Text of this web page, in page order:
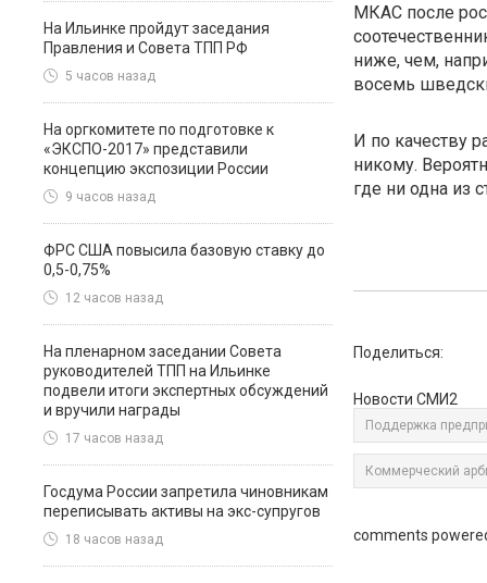
На Ильинке пройдут заседания
Правления и Совета ТПП РФ
5 часов назад
На оргкомитете по подготовке к
«ЭКСПО-2017» представили
концепцию экспозиции России
9 часов назад
ФРС США повысила базовую ставку до
0,5-0,75%
12 часов назад
На пленарном заседании Совета
руководителей ТПП на Ильинке
подвели итоги экспертных обсуждений
и вручили награды
17 часов назад
Госдума России запретила чиновникам
переписывать активы на экс-супругов
18 часов назад
МКАС после
ниже, чем,
восемь
И по качеству
никому.
где ни одна из
Поделиться:
Новости СМИ2
Поддержка
Коммерческий
comments